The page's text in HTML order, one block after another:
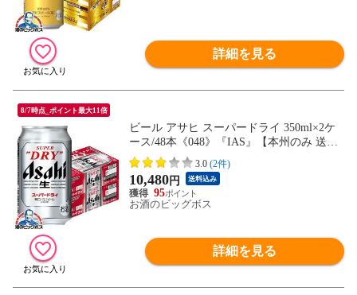
詳細を見る
8/7時点_ポイント最大11倍
ビール アサヒ スーパードライ 350ml×2ケ
ース/48本《048》『IAS』【本州のみ 送料
無料】
3.0 (2件)
10,480円 送料込み
95
お酒のビッグボス
詳細を見る